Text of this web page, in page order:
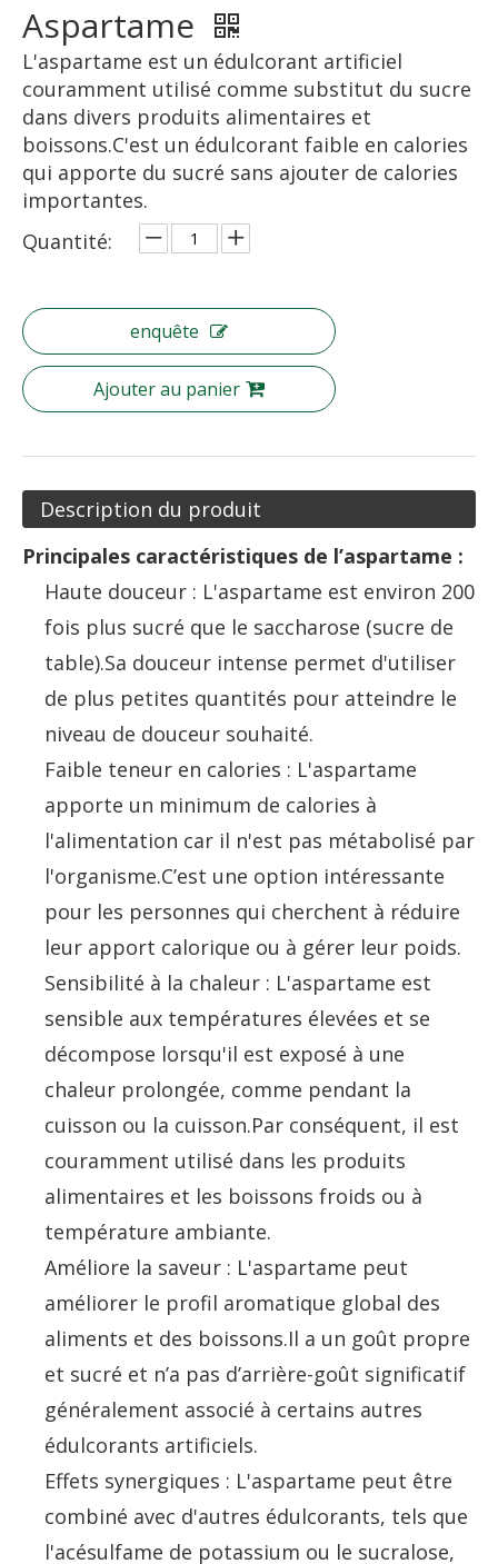
Aspartame
L'aspartame est un édulcorant artificiel
couramment utilisé comme substitut du sucre
dans divers produits alimentaires et
boissons.C'est un édulcorant faible en calories
qui apporte du sucré sans ajouter de calories
importantes.
Quantité:
enquête
Ajouter au panier
Description du produit
Principales caractéristiques de l’aspartame :
Haute douceur : L'aspartame est environ 200
fois plus sucré que le saccharose (sucre de
table).Sa douceur intense permet d'utiliser
de plus petites quantités pour atteindre le
niveau de douceur souhaité.
Faible teneur en calories : L'aspartame
apporte un minimum de calories à
l'alimentation car il n'est pas métabolisé par
l'organisme.C’est une option intéressante
pour les personnes qui cherchent à réduire
leur apport calorique ou à gérer leur poids.
Sensibilité à la chaleur : L'aspartame est
sensible aux températures élevées et se
décompose lorsqu'il est exposé à une
chaleur prolongée, comme pendant la
cuisson ou la cuisson.Par conséquent, il est
couramment utilisé dans les produits
alimentaires et les boissons froids ou à
température ambiante.
Améliore la saveur : L'aspartame peut
améliorer le profil aromatique global des
aliments et des boissons.Il a un goût propre
et sucré et n’a pas d’arrière-goût significatif
généralement associé à certains autres
édulcorants artificiels.
Effets synergiques : L'aspartame peut être
combiné avec d'autres édulcorants, tels que
l'acésulfame de potassium ou le sucralose,